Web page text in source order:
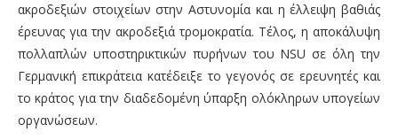
ακροδεξιών στοιχείων στην Αστυνομία και η έλλειψη βαθιάς
έρευνας για την ακροδεξιά τρομοκρατία. Τέλος, η αποκάλυψη
πολλαπλών υποστηρικτικών πυρήνων του NSU σε όλη την
Γερμανική επικράτεια κατέδειξε το γεγονός σε ερευνητές και
το κράτος για την διαδεδομένη ύπαρξη ολόκληρων υπογείων
οργανώσεων.